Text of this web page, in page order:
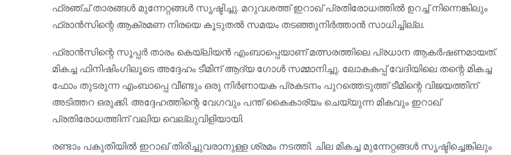
ഫ്രഞ്ച് താരങ്ങൾ മുന്നേറ്റങ്ങൾ സൃഷ്ടിച്ചു. മറുവശത്ത് ഇറാഖ് പ്രതിരോധത്തിൽ ഉറച്ച് നിന്നെങ്കിലും
ഫ്രാൻസിന്റെ ആക്രമണ നിരയെ കൂടുതൽ സമയം തടഞ്ഞുനിർത്താൻ സാധിച്ചില്ല.
ഫ്രാൻസിന്റെ സൂപ്പർ താരം കെയ്‌ലിയൻ എംബാപ്പെയാണ് മത്സരത്തിലെ പ്രധാന ആകർഷണമായത്.
മികച്ച ഫിനിഷിംഗിലൂടെ അദ്ദേഹം ടീമിന് ആദ്യ ഗോൾ സമ്മാനിച്ചു. ലോകകപ്പ് വേദിയിലെ തന്റെ മികച്ച
ഫോം തുടരുന്ന എംബാപ്പെ വീണ്ടും ഒരു നിർണായക പ്രകടനം പുറത്തെടുത്ത് ടീമിന്റെ വിജയത്തിന്
അടിത്തറ ഒരുക്കി. അദ്ദേഹത്തിന്റെ വേഗവും പന്ത് കൈകാര്യം ചെയ്യുന്ന മികവും ഇറാഖ്
പ്രതിരോധത്തിന് വലിയ വെല്ലുവിളിയായി.
രണ്ടാം പകുതിയിൽ ഇറാഖ് തിരിച്ചുവരാനുള്ള ശ്രമം നടത്തി. ചില മികച്ച മുന്നേറ്റങ്ങൾ സൃഷ്ടിച്ചെങ്കിലും